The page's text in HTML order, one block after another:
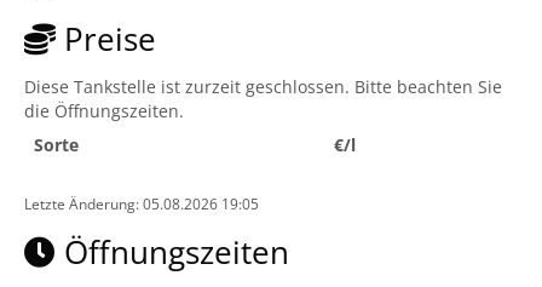
Preise
Diese Tankstelle ist zurzeit geschlossen. Bitte beachten Sie
die Öffnungszeiten.
Sorte
€/l
Letzte Änderung: 05.08.2026 19:05
Öffnungszeiten